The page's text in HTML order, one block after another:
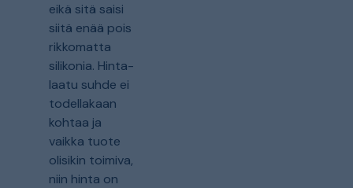
eikä sitä saisi
siitä enää pois
rikkomatta
silikonia. Hinta-
laatu suhde ei
todellakaan
kohtaa ja
vaikka tuote
olisikin toimiva,
niin hinta on